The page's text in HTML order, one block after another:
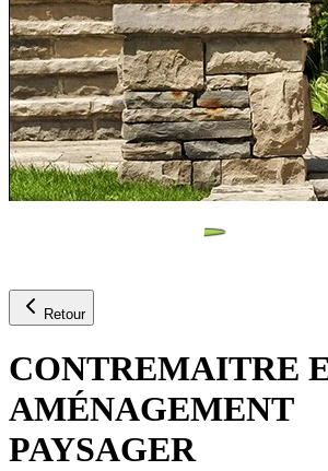
Retour
CONTREMAITRE
AMÉNAGEMENT
PAYSAGER